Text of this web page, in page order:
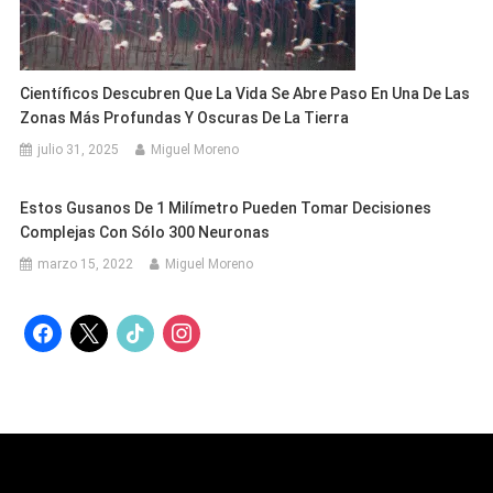
Científicos Descubren Que La Vida Se Abre Paso En Una De Las
Zonas Más Profundas Y Oscuras De La Tierra
julio 31, 2025 Miguel Moreno
Estos Gusanos De 1 Milímetro Pueden Tomar Decisiones
Complejas Con Sólo 300 Neuronas
marzo 15, 2022 Miguel Moreno
facebook
x tiktok instagram